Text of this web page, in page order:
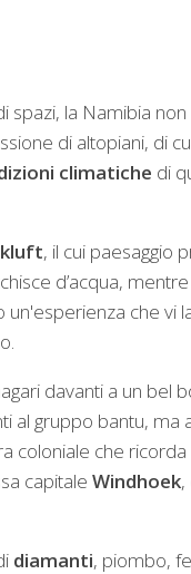
la Namibia
di altopiani, di
climatiche di
, il cui paesaggio
d’acqua,
un'esperienza che vi
davanti a un bel
al gruppo bantu, ma
coloniale che
capitale Windhoek
diamanti, piombo,